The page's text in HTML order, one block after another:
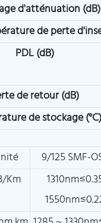
d'atténuation (dB)
de perte
PDL (dB)
de retour (dB)
de stockage (°C)
9/125 SMF-
Km